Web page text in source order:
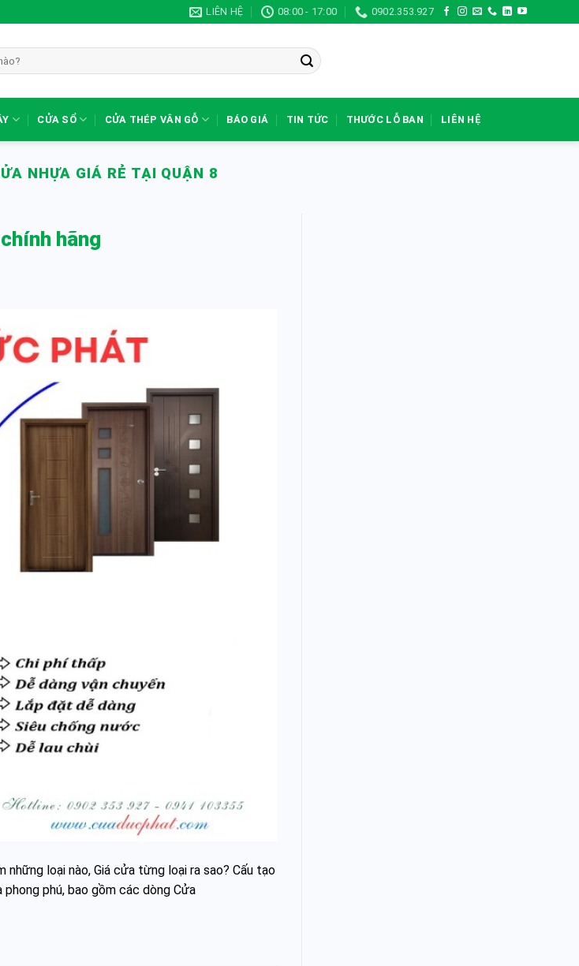
LIÊN HỆ 08:00 - 17:00 0902.353.927
CỬA SỔ CỬA THÉP VÂN GỖ BÁO GIÁ TIN TỨC THƯỚC LỖ BAN LIÊN HỆ
NHỰA GIÁ RẺ TẠI QUẬN 8
hãng
loại nào, Giá cửa từng loại ra sao? Cấu tạo
phú, bao gồm các dòng Cửa